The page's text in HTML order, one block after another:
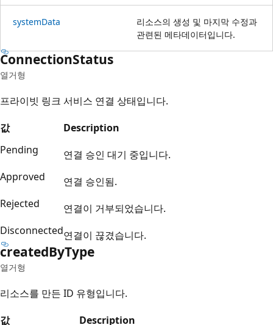
systemData
리소스의 생성 및 마지막 수정과
관련된 메타데이터입니다.
ConnectionStatus
열거형
프라이빗 링크 서비스 연결 상태입니다.
값
Description
Pending
연결 승인 대기 중입니다.
Approved
연결 승인됨.
Rejected
연결이 거부되었습니다.
Disconnected연결이 끊겼습니다.
createdByType
열거형
리소스를 만든 ID 유형입니다.
값
Description